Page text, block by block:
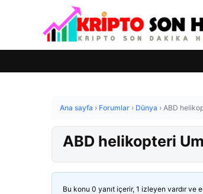
Ana sayfa › Forumlar › Dünya › ABD
ABD helikopteri
Bu konu 0 yanıt içerir, 1 izleyen vardır ve